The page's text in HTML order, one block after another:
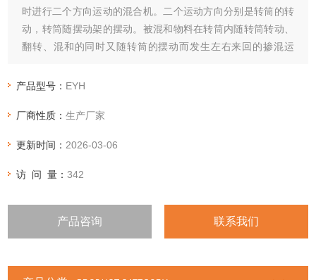
时进行二个方向运动的混合机。二个运动方向分别是转筒的转
动，转筒随摆动架的摆动。被混和物料在转筒内随转筒转动、
翻转、混和的同时又随转筒的摆动而发生左右来回的掺混运
混和。
产品型号： EYH
厂商性质：生产厂家
更新时间： 2026-03-06
访 问 量：342
产品咨询 联系我们